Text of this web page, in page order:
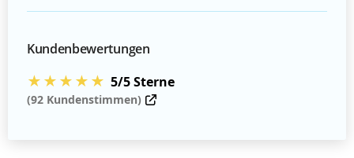
Kundenbewertungen
★★★★★ 5/5 Sterne
(92 Kundenstimmen)